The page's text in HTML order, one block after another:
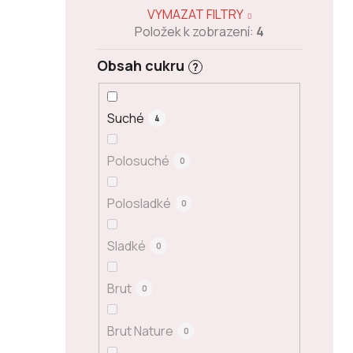
Obsah cukru ?
Suché 4
Polosuché 0
Polosladké 0
Sladké 0
Brut 0
Brut Nature 0
VYMAZAT FILTRY
Položek k zobrazení: 4